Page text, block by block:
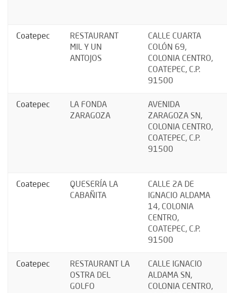
Coatepec
RESTAURANT
MIL Y UN
ANTOJOS
CALLE CUARTA
COLÓN 69,
COLONIA CENTRO,
COATEPEC, C.P.
91500
Coatepec
LA FONDA
ZARAGOZA
AVENIDA
ZARAGOZA SN,
COLONIA CENTRO,
COATEPEC, C.P.
91500
Coatepec
QUESERÍA LA
CABAÑITA
CALLE 2A DE
IGNACIO ALDAMA
14, COLONIA
CENTRO,
COATEPEC, C.P.
91500
Coatepec
RESTAURANT LA
OSTRA DEL
GOLFO
CALLE IGNACIO
ALDAMA SN,
COLONIA CENTRO,